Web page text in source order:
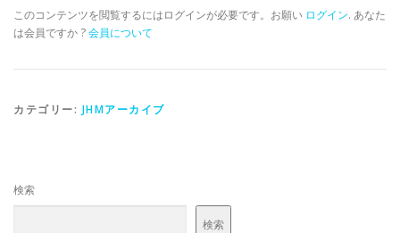
美容アンチエイジングの集客・求人・市場分析
このコンテンツを閲覧するにはログインが必要です。お願い ログイン. あなた
は会員ですか ?会員について
カテゴリー: JHMアーカイブ
検索
検索